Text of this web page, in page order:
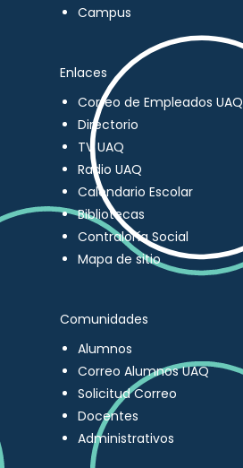
Campus
Enlaces
Correo de Empleados UAQ
Directorio
TV UAQ
Radio UAQ
Calendario Escolar
Bibliotecas
Contraloría Social
Mapa de sitio
Comunidades
Alumnos
Correo Alumnos UAQ
Solicitud Correo
Docentes
Administrativos